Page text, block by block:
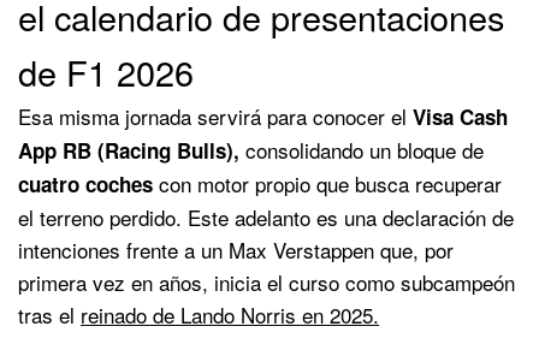
el calendario de presentaciones
de F1 2026
Esa misma jornada servirá para conocer el Visa Cash
App RB (Racing Bulls), consolidando un bloque de
cuatro coches con motor propio que busca recuperar
el terreno perdido. Este adelanto es una declaración de
intenciones frente a un Max Verstappen que, por
primera vez en años, inicia el curso como subcampeón
tras el reinado de Lando Norris en 2025.